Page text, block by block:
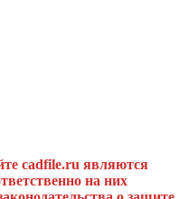
cadfile.ru являются
на них